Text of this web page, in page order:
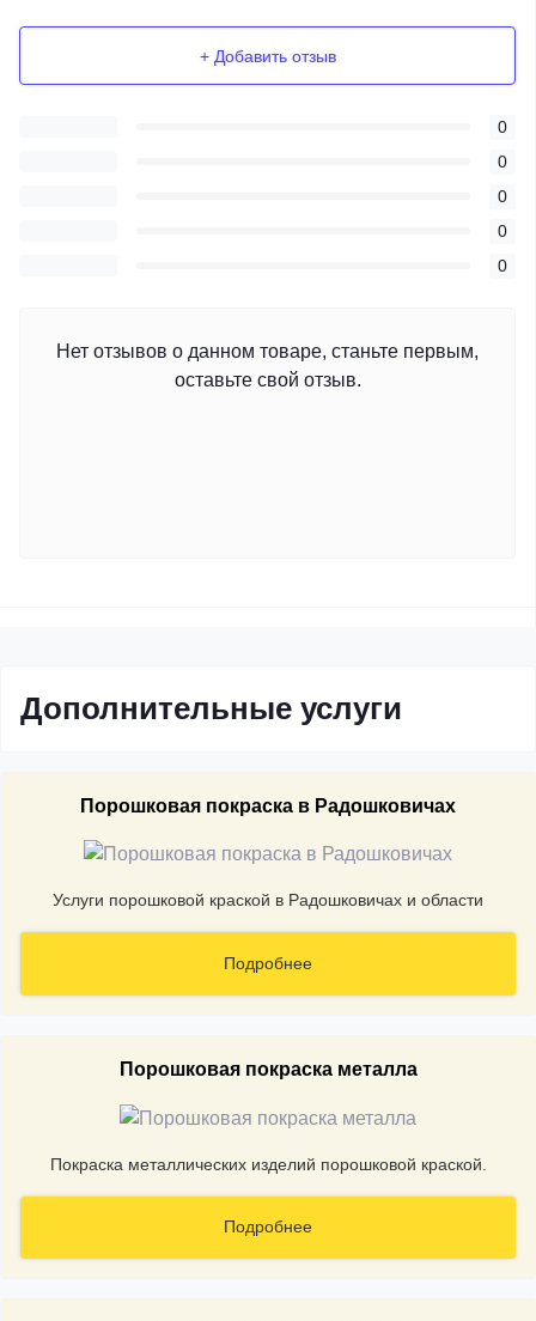
+ Добавить отзыв
0
0
0
0
0
Нет отзывов о данном товаре, станьте первым,
оставьте свой отзыв.
Дополнительные услуги
Порошковая покраска в Радошковичах
Услуги порошковой краской в Радошковичах и области
Подробнее
Порошковая покраска металла
Покраска металлических изделий порошковой краской.
Подробнее